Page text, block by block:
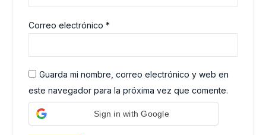
Correo electrónico*
Guarda mi nombre, correo electrónico y web en
este navegador para la próxima vez que comente.
Sign in with Google